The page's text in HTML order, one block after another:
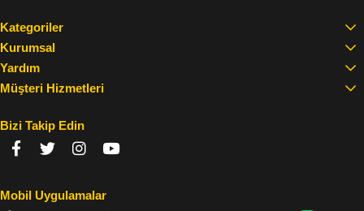
Kategoriler
Kurumsal
Yardım
Müşteri Hizmetleri
Bizi Takip Edin
Mobil Uygulamalar